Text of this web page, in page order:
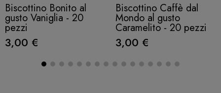
Biscottino Bonito al
gusto Vaniglia - 20
pezzi
3,00 €
Biscottino Caffè dal
Mondo al gusto
Caramelito - 20 pezzi
3,00 €